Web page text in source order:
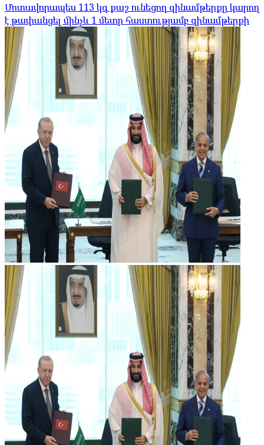
Մոտավորապես 113 կգ քաշ ունեցող զինամթերքը կարող
է թափանցել մինչև 1 մետր հաստությամբ զինամթերքի